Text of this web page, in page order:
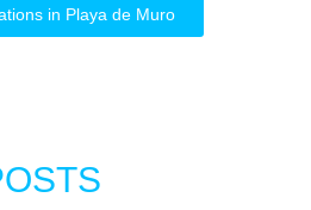
in Playa de Muro